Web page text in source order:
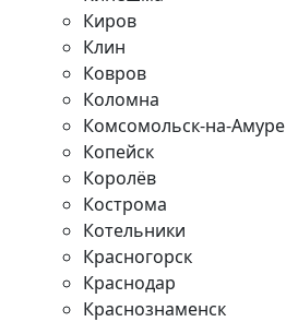
Киров
Клин
Ковров
Коломна
Комсомольск-на-Амуре
Копейск
Королёв
Кострома
Котельники
Красногорск
Краснодар
Краснознаменск